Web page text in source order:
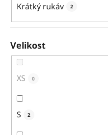
Krátký rukáv 2
Velikost
XS 0
S 2